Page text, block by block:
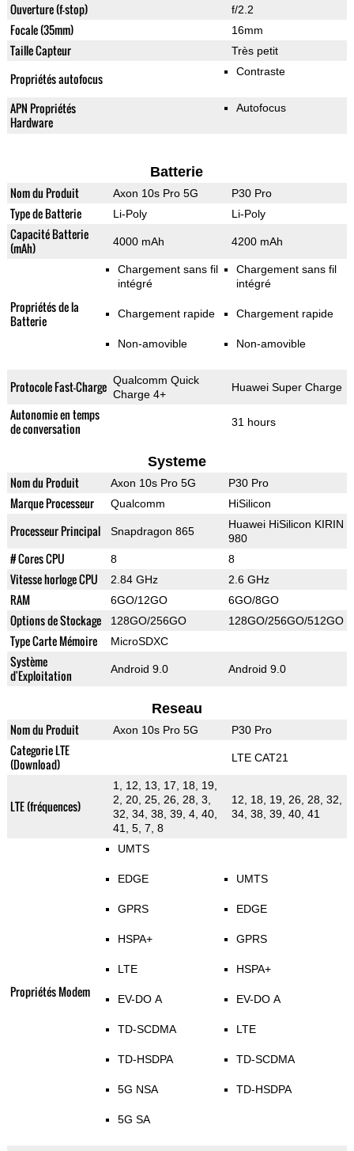
Ouverture (f-stop) f/2.2
Focale (35mm) 16mm
Taille Capteur Très petit
Propriétés autofocus Contraste
APN Propriétés
Hardware
Autofocus
Batterie
Nom du Produit Axon 10s Pro 5G P30 Pro
Type de Batterie Li-Poly Li-Poly
Capacité Batterie
(mAh)
4000 mAh 4200 mAh
Propriétés de la
Batterie
Chargement sans fil
intégré
Chargement rapide
Non-amovible
Chargement sans fil
intégré
Chargement rapide
Non-amovible
Protocole Fast-Charge Qualcomm Quick
Charge 4+
Huawei Super Charge
Autonomie en temps
de conversation
31 hours
Systeme
Nom du Produit Axon 10s Pro 5G P30 Pro
Marque Processeur Qualcomm HiSilicon
Processeur Principal Snapdragon 865
Huawei HiSilicon KIRIN
980
# Cores CPU 8 8
Vitesse horloge CPU 2.84 GHz 2.6 GHz
RAM 6GO/12GO 6GO/8GO
Options de Stockage 128GO/256GO 128GO/256GO/512GO
Type Carte Mémoire MicroSDXC
Système
d'Exploitation
Android 9.0 Android 9.0
Reseau
Nom du Produit Axon 10s Pro 5G P30 Pro
Categorie LTE
(Download)
LTE CAT21
LTE (fréquences)
1, 12, 13, 17, 18, 19,
2, 20, 25, 26, 28, 3,
32, 34, 38, 39, 4, 40,
41, 5, 7, 8
12, 18, 19, 26, 28, 32,
34, 38, 39, 40, 41
Propriétés Modem
UMTS
EDGE
GPRS
HSPA+
LTE
EV-DO A
TD-SCDMA
TD-HSDPA
5G NSA
5G SA
UMTS
EDGE
GPRS
HSPA+
EV-DO A
LTE
TD-SCDMA
TD-HSDPA